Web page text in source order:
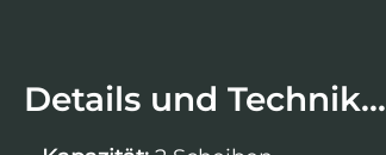
Details und Technik...